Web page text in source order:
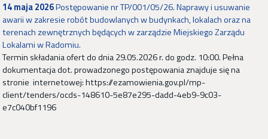
14 maja 2026Postępowanie nr TP/001/05/26. Naprawy i usuwanie
awarii w zakresie robót budowlanych w budynkach, lokalach oraz na
terenach zewnętrznych będących w zarządzie Miejskiego Zarządu
Lokalami w Radomiu.
Termin składania ofert do dnia 29.05.2026 r. do godz. 10:00. Pełna
dokumentacja dot. prowadzonego postępowania znajduje się na
stronie internetowej: https://ezamowienia.gov.pl/mp-
client/tenders/ocds-148610-5e87e295-dadd-4eb9-9c03-
e7c040bf1196